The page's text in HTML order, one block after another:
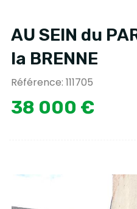
AU SEIN du
la BRENNE
Référence: 111705
38 000 €